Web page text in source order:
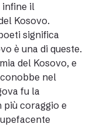
infine il
Kosovo.
significa
è una di queste.
del Kosovo, e
nel
fu la
coraggio e